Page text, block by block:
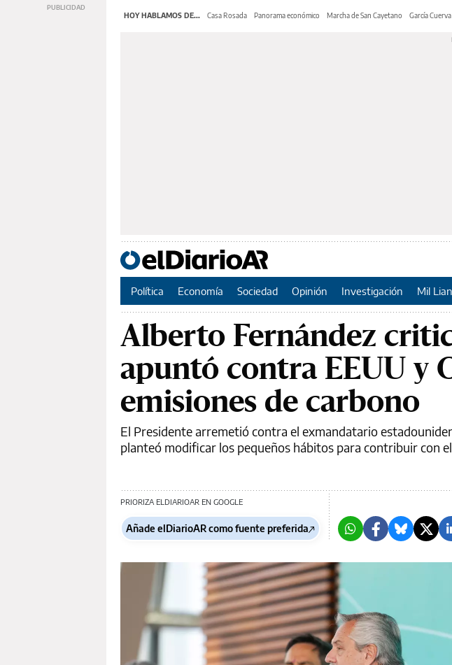
HOY HABLAMOS DE... Casa Rosada Panorama económico Marcha de San Cayetano García Cuerva
Política Economía Sociedad Opinión Investigación Mil
Alberto Fernández
apuntó contra EEUU y
emisiones de carbono
El Presidente arremetió contra el exmandatario
planteó modificar los pequeños hábitos para contribuir con
PRIORIZA ELDIARIOAR EN GOOGLE
Añade elDiarioAR como fuente preferida